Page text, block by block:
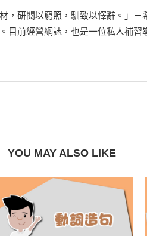
，研閱以窮照，馴致以懌辭。」
目前經營網誌，也是一位私人補習
YOU MAY ALSO LIKE